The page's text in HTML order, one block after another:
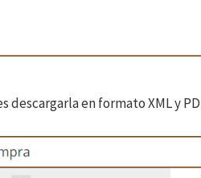
descargarla en formato XML y